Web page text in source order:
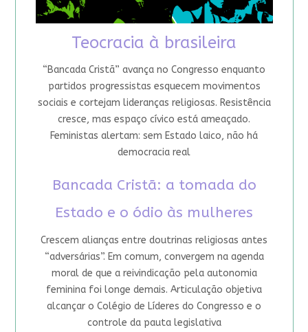
Teocracia à brasileira
“Bancada Cristã” avança no Congresso enquanto
partidos progressistas esquecem movimentos
sociais e cortejam lideranças religiosas. Resistência
cresce, mas espaço cívico está ameaçado.
Feministas alertam: sem Estado laico, não há
democracia real
Bancada Cristã: a tomada do
Estado e o ódio às mulheres
Crescem alianças entre doutrinas religiosas antes
“adversárias”. Em comum, convergem na agenda
moral de que a reivindicação pela autonomia
feminina foi longe demais. Articulação objetiva
alcançar o Colégio de Líderes do Congresso e o
controle da pauta legislativa